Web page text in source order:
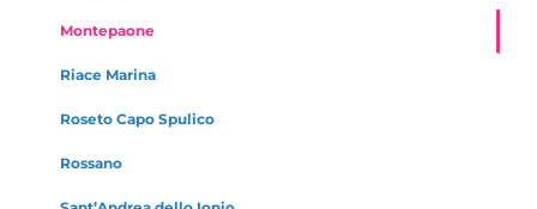
Montepaone
Riace Marina
Roseto Capo Spulico
Rossano